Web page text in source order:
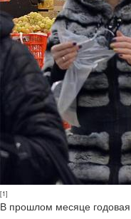
[1]
В прошлом месяце